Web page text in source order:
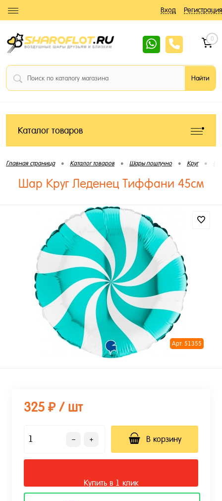
Вход Регистрация
0
Каталог товаров
Главная страница • Каталог товаров • Шары поштучно • Круг •
Шар Круг Леденец Тиффани 45см
Арт: 51355
325 ₽ / шт
В корзину
Купить в 1 клик